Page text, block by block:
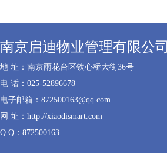
南京启迪物业管理有限公司
地 址：南京雨花台区铁心桥大街36号
电 话：025-52896678
电子邮箱：872500163@qq.com
网 址：http://xiaodismart.com
Q Q：872500163